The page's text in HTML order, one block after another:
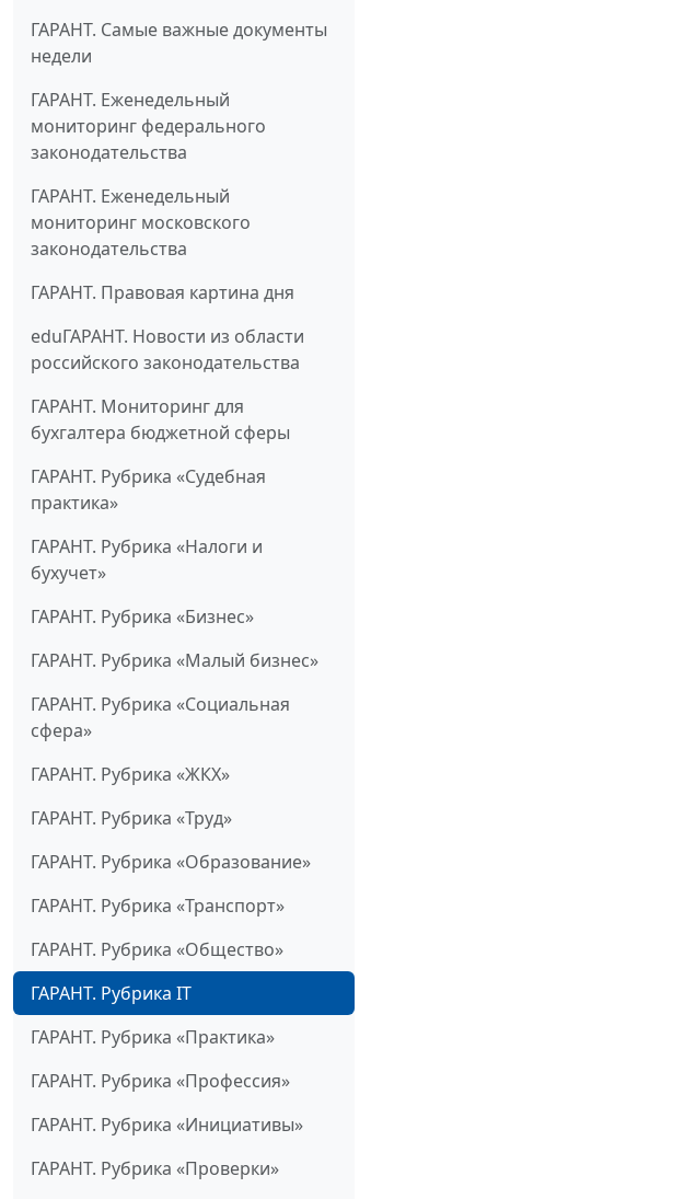
ГАРАНТ. Самые важные документы
недели
ГАРАНТ. Еженедельный
мониторинг федерального
законодательства
ГАРАНТ. Еженедельный
мониторинг московского
законодательства
ГАРАНТ. Правовая картина дня
eduГАРАНТ. Новости из области
российского законодательства
ГАРАНТ. Мониторинг для
бухгалтера бюджетной сферы
ГАРАНТ. Рубрика «Судебная
практика»
ГАРАНТ. Рубрика «Налоги и
бухучет»
ГАРАНТ. Рубрика «Бизнес»
ГАРАНТ. Рубрика «Малый бизнес»
ГАРАНТ. Рубрика «Социальная
сфера»
ГАРАНТ. Рубрика «ЖКХ»
ГАРАНТ. Рубрика «Труд»
ГАРАНТ. Рубрика «Образование»
ГАРАНТ. Рубрика «Транспорт»
ГАРАНТ. Рубрика «Общество»
ГАРАНТ. Рубрика IT
ГАРАНТ. Рубрика «Практика»
ГАРАНТ. Рубрика «Профессия»
ГАРАНТ. Рубрика «Инициативы»
ГАРАНТ. Рубрика «Проверки»